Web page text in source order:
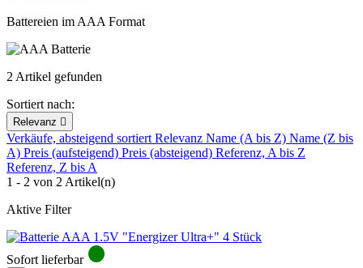
Battereien im AAA Format
2 Artikel gefunden
Sortiert nach:
Relevanz 
Verkäufe, absteigend sortiertRelevanz Name (A bis Z) Name (Z bis
A) Preis (aufsteigend) Preis (absteigend) Referenz, A bis Z
Referenz, Z bis A
1 - 2 von 2 Artikel(n)
Aktive Filter
Sofort lieferbar circle